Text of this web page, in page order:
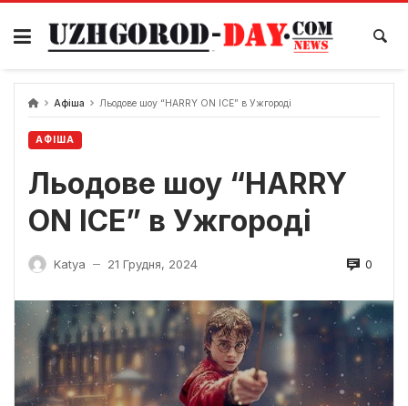
Skip
content
Афіша Льодове шоу “HARRY ON ICE” в Ужгороді
АФІША
Льодове шоу “HARRY
ON ICE” в Ужгороді
Katya — 21 Грудня, 2024 0